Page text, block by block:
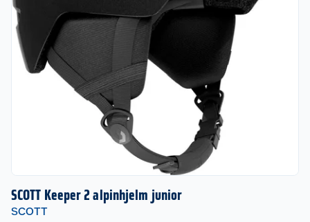
SCOTT Keeper 2 alpinhjelm junior
SCOTT